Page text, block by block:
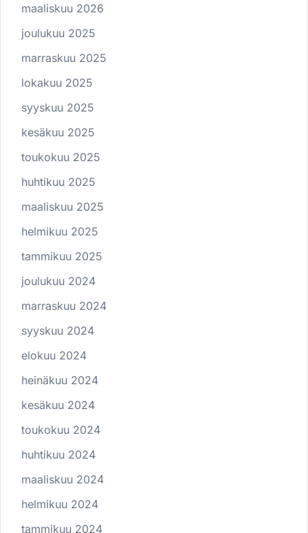
maaliskuu 2026
joulukuu 2025
marraskuu 2025
lokakuu 2025
syyskuu 2025
kesäkuu 2025
toukokuu 2025
huhtikuu 2025
maaliskuu 2025
helmikuu 2025
tammikuu 2025
joulukuu 2024
marraskuu 2024
syyskuu 2024
elokuu 2024
heinäkuu 2024
kesäkuu 2024
toukokuu 2024
huhtikuu 2024
maaliskuu 2024
helmikuu 2024
tammikuu 2024